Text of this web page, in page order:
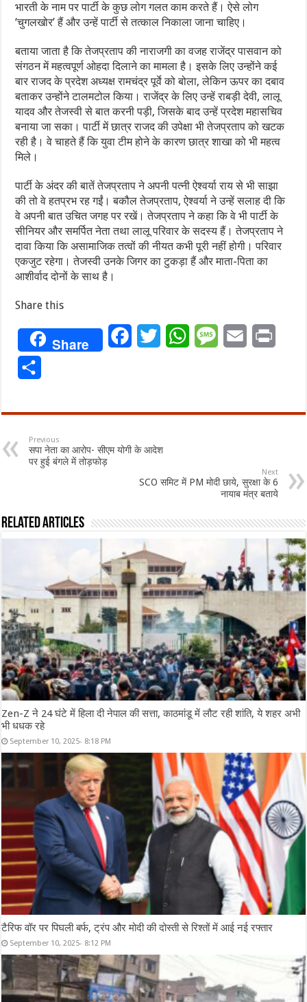
भारती के नाम पर पार्टी के कुछ लोग गलत काम करते हैं। ऐसे लोग
‘चुगलखोर’ हैं और उन्हें पार्टी से तत्काल निकाला जाना चाहिए।
बताया जाता है कि तेजप्रताप की नाराजगी का वजह राजेंद्र पासवान को
संगठन में महत्वपूर्ण ओहदा दिलाने का मामला है। इसके लिए उन्होंने कई
बार राजद के प्रदेश अध्यक्ष रामचंद्र पूर्वे को बोला, लेकिन ऊपर का दबाव
बताकर उन्‍होंने टालमटोल किया। राजेंद्र के लिए उन्हें राबड़ी देवी, लालू
यादव और तेजस्वी से बात करनी पड़ी, जिसके बाद उन्हें प्रदेश महासचिव
बनाया जा सका। पार्टी में छात्र राजद की उपेक्षा भी तेजप्रताप को खटक
रही है। वे चाहते हैं कि युवा टीम होने के कारण छात्र शाखा को भी महत्व
मिले।
पार्टी के अंदर की बातें तेजप्रताप ने अपनी पत्नी ऐश्वर्या राय से भी साझा
की तो वे हतप्रभ रह गईं। बकौल तेजप्रताप, ऐश्वर्या ने उन्हें सलाह दी कि
वे अपनी बात उचित जगह पर रखें। तेजप्रताप ने कहा कि वे भी पार्टी के
सीनियर और समर्पित नेता तथा लालू परिवार के सदस्य हैं। तेजप्रताप ने
दावा किया कि असामाजिक तत्वों की नीयत कभी पूरी नहीं होगी। परिवार
एकजुट रहेगा। तेजस्वी उनके जिगर का टुकड़ा हैं और माता-पिता का
आशीर्वाद दोनों के साथ है।
Share this
Share FacebookTwitterWhatsAppMessageEmail
Previous
सपा नेता का आरोप- सीएम योगी के आदेश
पर हुई बंगले में तोड़फोड़
Next
SCO समिट में PM मोदी छाये, सुरक्षा के 6
नायाब मंत्र बताये
Related Articles
Zen-Z ने 24 घंटे में हिला दी नेपाल की सत्ता, काठमांडू में लौट रही शांति, ये शहर अभी
भी धधक रहे
September 10, 2025- 8:18 PM
टैरिफ वॉर पर पिघली बर्फ, ट्रंप और मोदी की दोस्ती से रिश्तों में आई नई रफ्तार
September 10, 2025- 8:12 PM